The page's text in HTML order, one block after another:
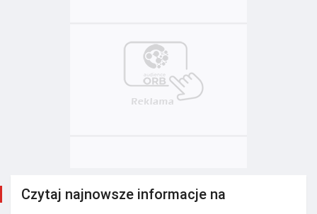
Czytaj najnowsze informacje na